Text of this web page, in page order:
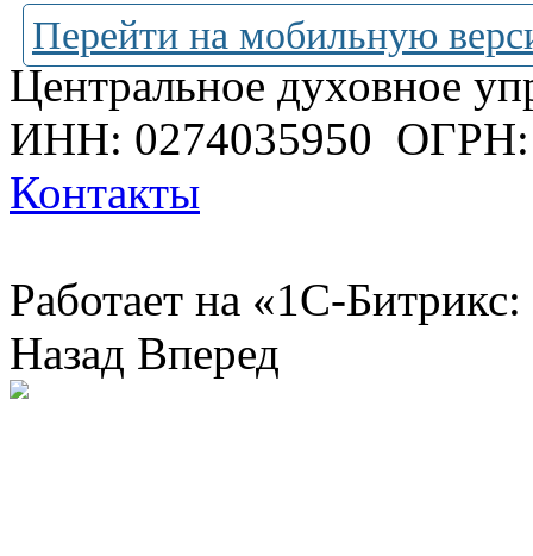
Перейти на мобильную
Центральное духовное
ИНН: 0274035950 ОГРН:
Контакты
Работает на «1С-
Назад Вперед